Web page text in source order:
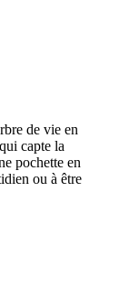
de vie en
capte la
pochette en
ou à être